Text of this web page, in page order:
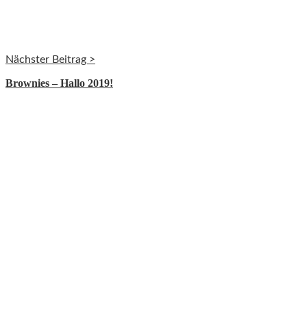
Nächster Beitrag >
Brownies – Hallo 2019!